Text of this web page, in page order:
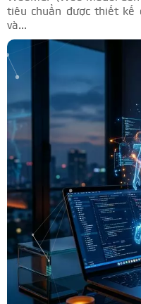
tiêu chuẩn được thiết kế
và...